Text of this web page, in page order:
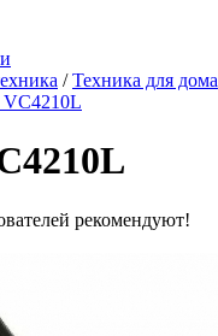
/Техника для дома
VC4210L
рекомендуют!